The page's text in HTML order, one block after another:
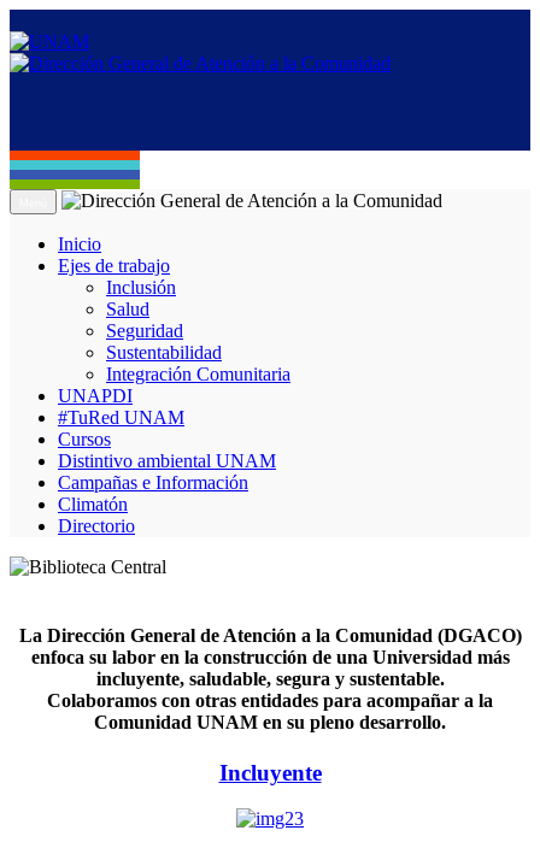
Inicio
Ejes de trabajo
Inclusión
Salud
Seguridad
Sustentabilidad
Integración Comunitaria
UNAPDI
#TuRed UNAM
Cursos
Distintivo ambiental UNAM
Campañas e Información
Climatón
Directorio
La Dirección General de Atención a la Comunidad (DGACO)
enfoca su labor en la construcción de una Universidad más
incluyente, saludable, segura y sustentable.
Colaboramos con otras entidades para acompañar a la
Comunidad UNAM en su pleno desarrollo.
Incluyente